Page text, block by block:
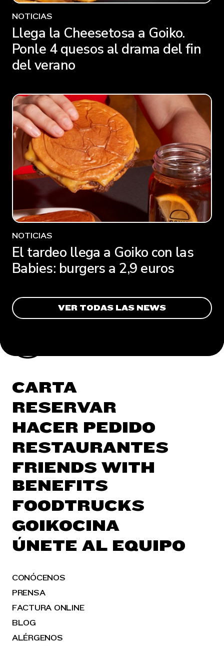
NOTICIAS
Llega la Cheesetosa a Goiko.
Ponle 4 quesos al drama del fin
del verano
NOTICIAS
El tardeo llega a Goiko con las
Babies: burgers a 2,9 euros
VER TODAS LAS NEWS
CARTA
RESERVAR
HACER PEDIDO
RESTAURANTES
FRIENDS WITH
BENEFITS
FOODTRUCKS
GOIKOCINA
ÚNETE AL EQUIPO
CONÓCENOS
PRENSA
FACTURA ONLINE
BLOG
ALÉRGENOS